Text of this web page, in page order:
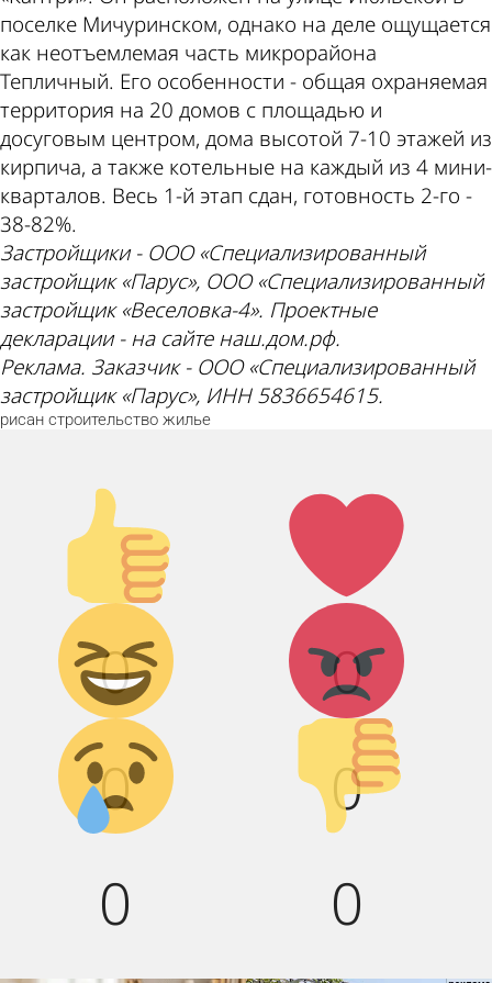
поселке Мичуринском, однако на деле ощущается
как неотъемлемая часть микрорайона
Тепличный. Его особенности - общая охраняемая
территория на 20 домов с площадью и
досуговым центром, дома высотой 7-10 этажей из
кирпича, а также котельные на каждый из 4 мини-
кварталов. Весь 1-й этап сдан, готовность 2-го -
38-82%.
Застройщики - ООО «Специализированный
застройщик «Парус», ООО «Специализированный
застройщик «Веселовка-4». Проектные
декларации - на сайте наш.дом.рф.
Реклама. Заказчик - ООО «Специализированный
застройщик «Парус», ИНН 5836654615.
рисан строительство жилье
Палец
вверх!
0
Лайк!
0
Дикий смех!
0
Агрессия!
0
Грусть :(
0
Палец
вниз!
0